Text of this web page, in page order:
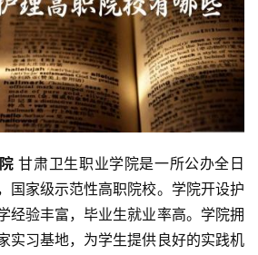
甘肃卫生职业学院是一所公办全日
国家级示范性高职院校。学院开设护
经验丰富，毕业生就业率高。学院拥
实习基地，为学生提供良好的实践机